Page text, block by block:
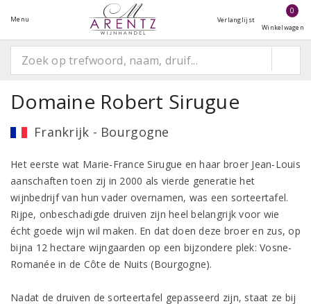
Menu Verlanglijst
0
Winkelwagen
Domaine Robert Sirugue
Frankrijk - Bourgogne
Het eerste wat Marie-France Sirugue en haar broer Jean-Louis
aanschaften toen zij in 2000 als vierde generatie het
wijnbedrijf van hun vader overnamen, was een sorteertafel.
Rijpe, onbeschadigde druiven zijn heel belangrijk voor wie
écht goede wijn wil maken. En dat doen deze broer en zus, op
bijna 12 hectare wijngaarden op een bijzondere plek: Vosne-
Romanée in de Côte de Nuits (Bourgogne).
Nadat de druiven de sorteertafel gepasseerd zijn, staat ze bij